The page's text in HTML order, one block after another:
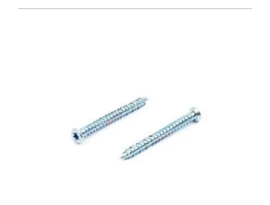
7,5x42